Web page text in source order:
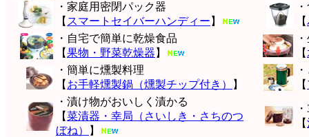
・家庭用密閉パック器
【 スマートセイバーハンディー 】
【
・自宅で簡単に乾燥食品
【果物・野菜乾燥器 】
【
・簡単に燻製料理
【 お手軽燻製鍋（燻製チップ付き） 】
【
・漬け物がおいしく漬かる
【菜漬器・幸局（さいしき・さちのつ
ぼね）
】
【